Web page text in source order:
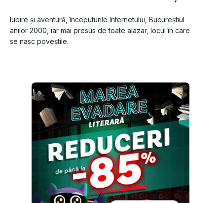
Iubire și aventură, începuturile Internetului, Bucureștiul
anilor 2000, iar mai presus de toate alazar, locul în care
se nasc poveștile.